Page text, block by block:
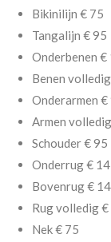
Bikinilijn € 75
Tangalijn € 95
Onderbenen €
Benen
Onderarmen €
Armen
Schouder € 95
Onderrug €
Bovenrug €
Rug volledig
Nek € 75